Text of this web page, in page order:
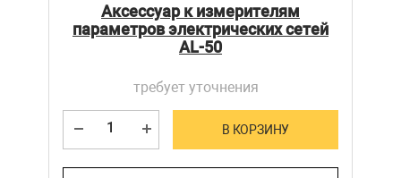
Аксессуар к измерителям
параметров электрических сетей
AL-50
требует уточнения
В КОРЗИНУ